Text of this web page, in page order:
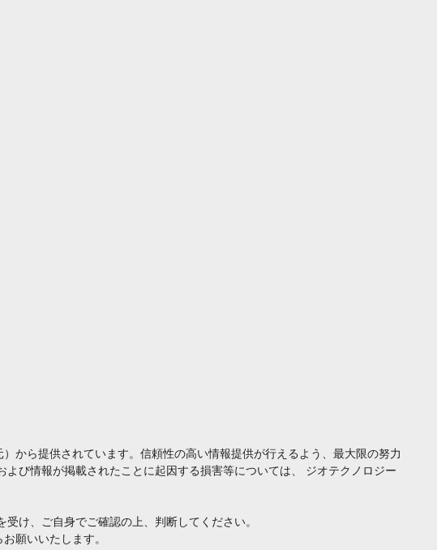
から提供されています。信頼性の高い情報提供が行えるよう、最大限の努力
び情報が掲載されたことに起因する損害等については、 ジオテクノロジー
け、ご自身でご確認の上、判断してください。
お願いいたします。